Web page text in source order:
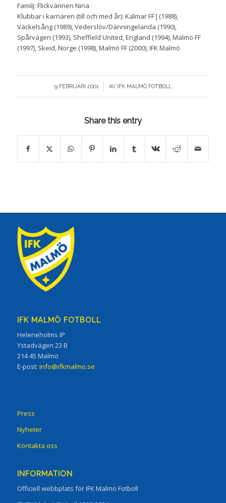
Familj: Flickvännen Nina
Klubbar i karriären (till och med år): Kalmar FF J (1988),
Väckelsång (1989), Vederslöv/Dänningelanda (1990),
Spårvägen (1993), Sheffield United, England (1994), Malmö FF
(1997), Skeid, Norge (1998), Malmö FF (2000), IFK Malmö
9 FEBRUARI 2001
/ AV IFK MALMÖ FOTBOLL
Share this entry
IFK MALMÖ FOTBOLL
Heleneholms IP
Ystadvägen 23 B
214 45 Malmö
E-post: info@ifkmalmo.se
Press
Nyheter
Kontakta oss
INFORMATION
Officiell webbplats för IFK Malmö Fotboll